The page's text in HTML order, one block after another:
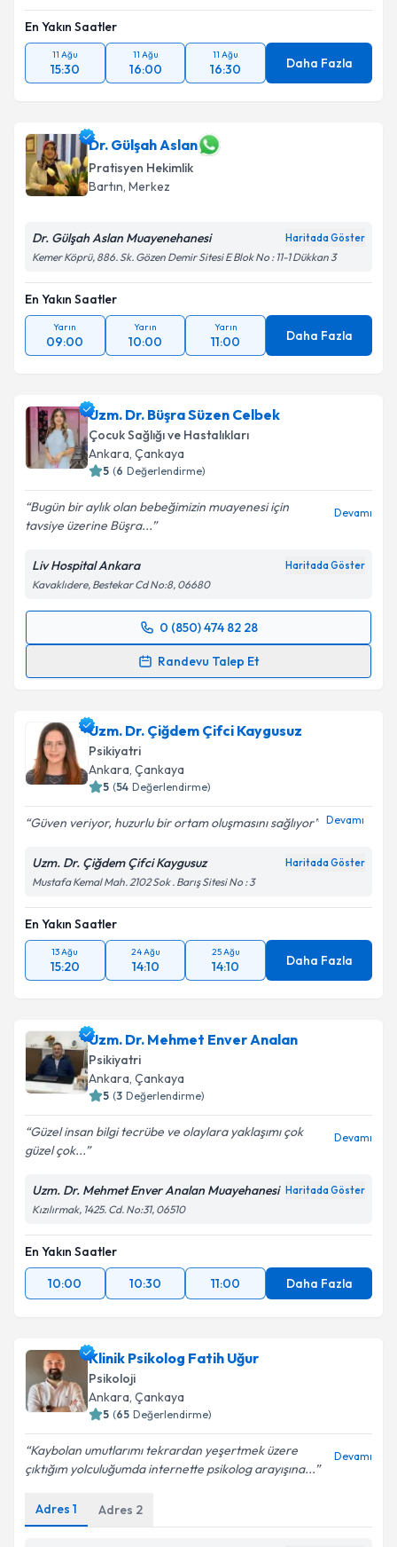
En Yakın Saatler
11 Ağu
15:30
11 Ağu
16:00
11 Ağu
16:30 Daha Fazla
Dr. Gülşah Aslan
Pratisyen Hekimlik
Bartın, Merkez
Dr. Gülşah Aslan Muayenehanesi Haritada Göster
Kemer Köprü, 886. Sk. Gözen Demir Sitesi E Blok No : 11-1 Dükkan 3
En Yakın Saatler
Yarın
09:00
Yarın
10:00
Yarın
11:00 Daha Fazla
Uzm. Dr. Büşra Süzen Celbek
Çocuk Sağlığı ve Hastalıkları
Ankara, Çankaya
5 (6 Değerlendirme)
Bugün bir aylık olan bebeğimizin muayenesi için
tavsiye üzerine Büşra...
Devamı
Liv Hospital Ankara Haritada Göster
Kavaklıdere, Bestekar Cd No:8, 06680
0 (850) 474 82 28
Randevu Talep Et
Randevu Takvimi Talebi
için bir takvim hazırlandığında e-posta ile
bilgilendireceğiz.
E-posta Adresiniz
Kişisel verilerimin işlenmesine ilişkin
Aydınlatma
Metni'ni okudum ve kişisel verilerimin belirtilen
kapsamda işlenmesini kabul ediyorum.
Takvim Talebini Gönder
Uzm. Dr. Çiğdem Çifci Kaygusuz
Psikiyatri
Ankara, Çankaya
5 (54 Değerlendirme)
Güven veriyor, huzurlu bir ortam oluşmasını sağlıyor Devamı
Uzm. Dr. Çiğdem Çifci Kaygusuz Haritada Göster
Mustafa Kemal Mah. 2102 Sok . Barış Sitesi No : 3
En Yakın Saatler
13 Ağu
15:20
24 Ağu
14:10
25 Ağu
14:10 Daha Fazla
Uzm. Dr. Mehmet Enver Analan
Psikiyatri
Ankara, Çankaya
5 (3 Değerlendirme)
Güzel insan bilgi tecrübe ve olaylara yaklaşımı çok
güzel çok...
Devamı
Uzm. Dr. Mehmet Enver Analan Muayehanesi Haritada Göster
Kızılırmak, 1425. Cd. No:31, 06510
En Yakın Saatler
10:00
10:30 11:00 Daha Fazla
Klinik Psikolog Fatih Uğur
Psikoloji
Ankara, Çankaya
5 (65 Değerlendirme)
Kaybolan umutlarımı tekrardan yeşertmek üzere
çıktığım yolculuğumda internette psikolog arayışına...
Devamı
Adres 1 Adres 2